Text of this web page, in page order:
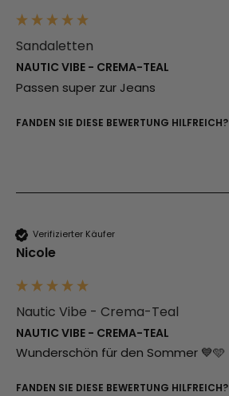
Sandaletten
NAUTIC VIBE - CREMA-TEAL
Passen super zur Jeans
FANDEN SIE DIESE BEWERTUNG HILFREICH?
Verifizierter Käufer
Nicole
Nautic Vibe - Crema-Teal
NAUTIC VIBE - CREMA-TEAL
Wunderschön für den Sommer 💙🩵
FANDEN SIE DIESE BEWERTUNG HILFREICH?